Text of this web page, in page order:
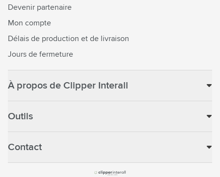
Devenir partenaire
Mon compte
Délais de production et de livraison
Jours de fermeture
À propos de Clipper Interall
Outils
Contact